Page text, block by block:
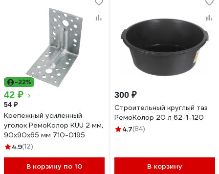
-22%
42 ₽
54 ₽
Крепежный усиленный
уголок РемоКолор KUU 2 мм,
90x90x65 мм 710-0195
4.9(12)
В корзину по 10
300 ₽
Строительный круглый таз
РемоКолор 20 л 62-1-120
4.7(84)
В корзину